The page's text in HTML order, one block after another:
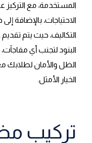
المستخدمة، مع
الاحتياجات، بالإضافة
التكاليف، حيث يتم
البنود لتجنب أي
الظل والأمان لطلابك
الخيار الأمثل.
تركيب